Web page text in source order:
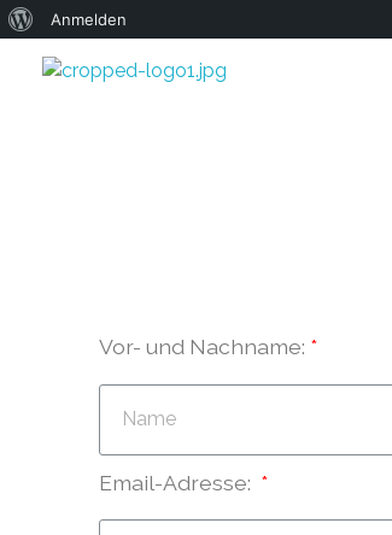
Anmelden
Vor- und Nachname:
Email-Adresse: